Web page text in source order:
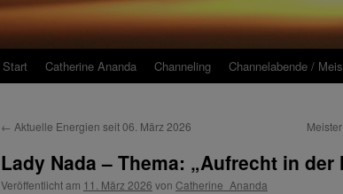
Start Catherine Ananda Channeling Channelabende /
← Aktuelle Energien seit 06. März 2026
Lady Nada – Thema: „Aufrecht in der
Veröffentlicht am 11. März 2026 von Catherine_Ananda